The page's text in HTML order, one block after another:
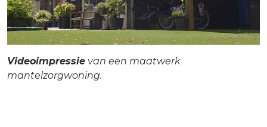
Videoimpressie van een maatwerk
mantelzorgwoning.